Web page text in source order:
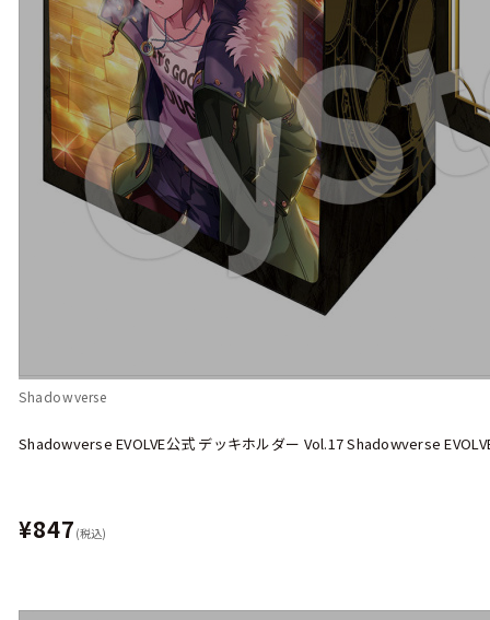
Shadowverse
Shadowverse EVOLVE公式 デッキホルダー Vol.17 Shadowverse
¥847 (税込)